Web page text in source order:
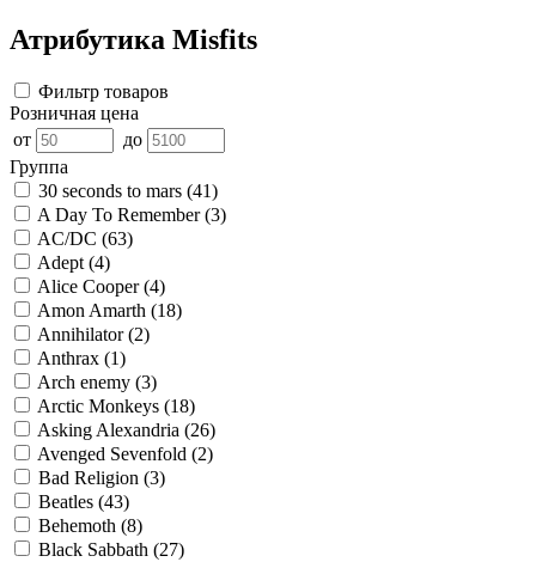
Атрибутика Misfits
Фильтр товаров
Розничная цена
от
до
Группа
30 seconds to mars (41)
A Day To Remember(3)
AC/DC (63)
Adept(4)
Alice Cooper(4)
Amon Amarth (18)
Annihilator(2)
Anthrax (1)
Arch enemy (3)
Arctic Monkeys (18)
Asking Alexandria (26)
Avenged Sevenfold (2)
Bad Religion (3)
Beatles (43)
Behemoth (8)
Black Sabbath (27)